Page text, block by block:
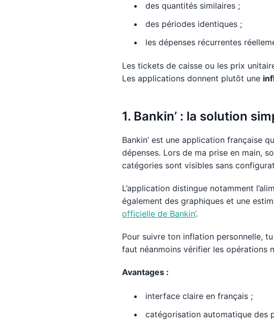
des quantités similaires ;
des périodes identiques ;
les dépenses récurrentes
Les tickets de caisse ou les prix
Les applications donnent plutôt une
1. Bankin’ : la solution
Bankin’ est une application française
dépenses. Lors de ma prise en main,
catégories sont visibles sans
L’application distingue notamment
également des graphiques et une
officielle de Bankin’.
Pour suivre ton inflation personnelle,
faut néanmoins vérifier les opérations
Avantages :
interface claire en français ;
catégorisation automatique des